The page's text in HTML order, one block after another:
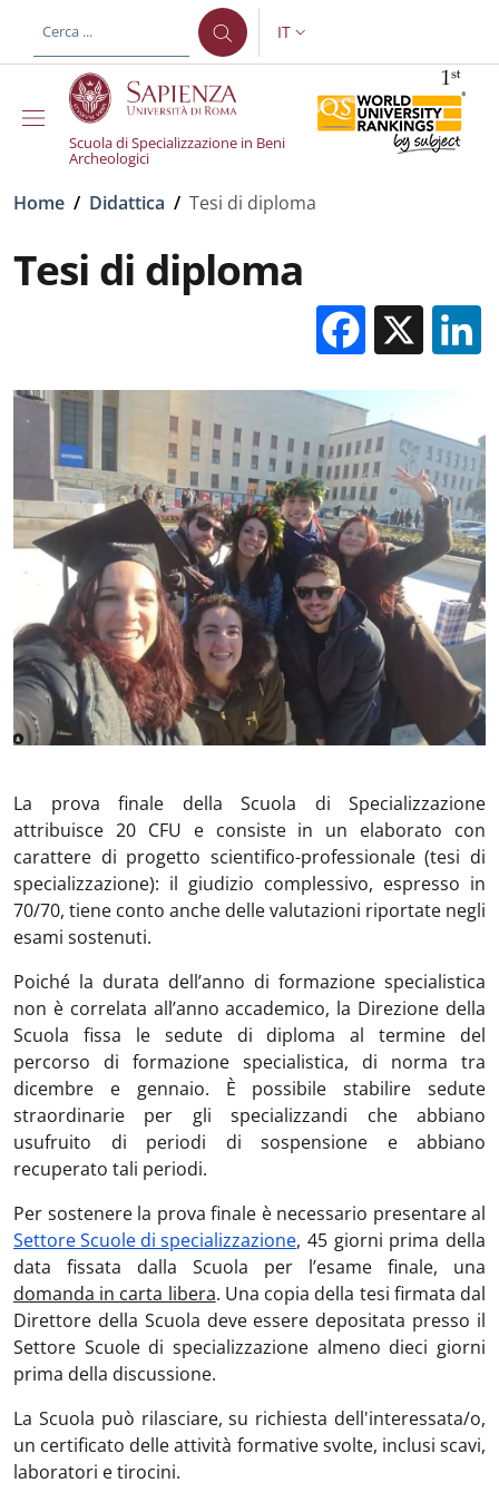
al contenuto principale
SELETTORE LINGUA:
IT
Scuola di Specializzazione in Beni
Archeologici
Briciole di pane
Home / Didattica / Tesi di diploma
Tesi di diploma
X
La prova finale della Scuola di Specializzazione
attribuisce 20 CFU e consiste in un elaborato con
carattere di progetto scientifico-professionale (tesi di
specializzazione): il giudizio complessivo, espresso in
70/70, tiene conto anche delle valutazioni riportate negli
esami sostenuti.
Poiché la durata dell’anno di formazione specialistica
non è correlata all’anno accademico, la Direzione della
Scuola fissa le sedute di diploma al termine del
percorso di formazione specialistica, di norma tra
dicembre e gennaio. È possibile stabilire sedute
straordinarie per gli specializzandi che abbiano
usufruito di periodi di sospensione e abbiano
recuperato tali periodi.
Per sostenere la prova finale è necessario presentare al
Settore Scuole di specializzazione, 45 giorni prima della
data fissata dalla Scuola per l’esame finale, una
domanda in carta libera. Una copia della tesi firmata dal
Direttore della Scuola deve essere depositata presso il
Settore Scuole di specializzazione almeno dieci giorni
prima della discussione.
La Scuola può rilasciare, su richiesta dell'interessata/o,
un certificato delle attività formative svolte, inclusi scavi,
laboratori e tirocini.